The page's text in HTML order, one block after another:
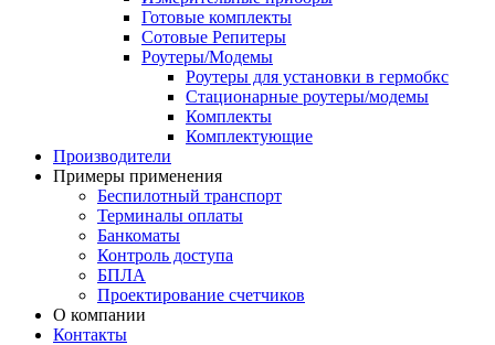
Готовые комплекты
Сотовые Репитеры
Роутеры/Модемы
Роутеры для установки в гермобкс
Стационарные роутеры/модемы
Комплекты
Комплектующие
Производители
Примеры применения
Беспилотный транспорт
Терминалы оплаты
Банкоматы
Контроль доступа
БПЛА
Проектирование счетчиков
О компании
Контакты